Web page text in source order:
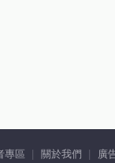
專區 關於我們 廣